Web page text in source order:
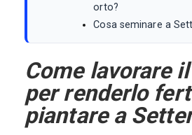
orto?
Cosa seminare a
Come lavorare
per renderlo
piantare a